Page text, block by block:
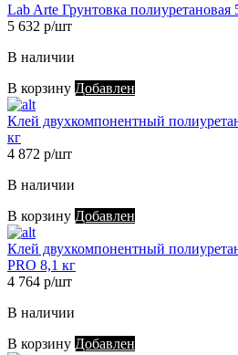
Lab Arte Грунтовка полиуретановая
5 632 р/шт
В наличии
В корзину Добавлен
Клей двухкомпонентный
кг
4 872 р/шт
В наличии
В корзину Добавлен
Клей двухкомпонентный
PRO 8,1 кг
4 764 р/шт
В наличии
В корзину Добавлен